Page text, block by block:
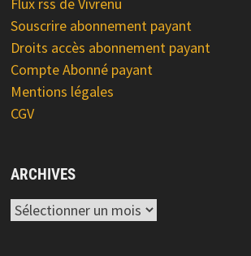
Souscrire abonnement payant
Droits accès abonnement payant
Compte Abonné payant
Mentions légales
CGV
ARCHIVES
Archives